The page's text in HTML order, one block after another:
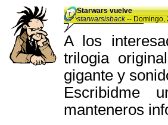
Starwars vuelve
starwarsisback-- Domingo,
A los
trilogia
gigante y
manteneros